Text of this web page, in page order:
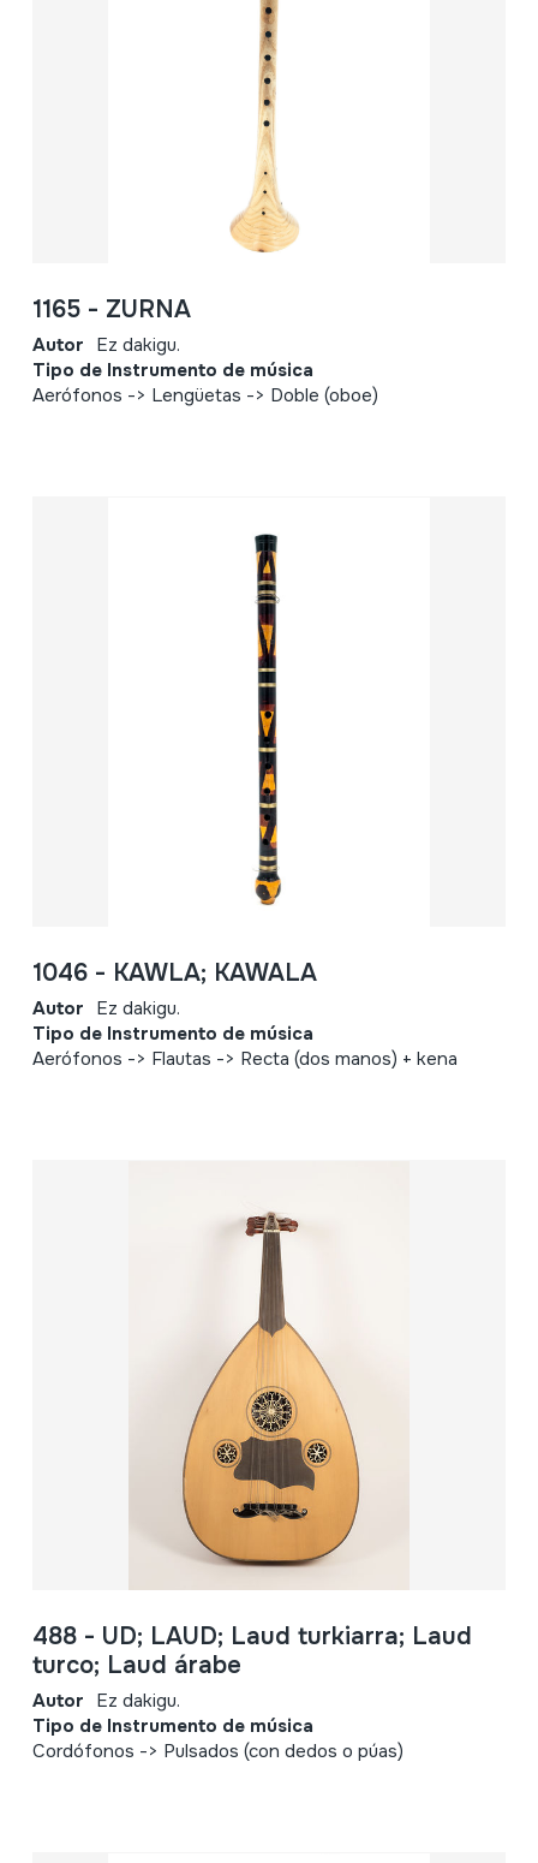
1165 - ZURNA
Autor Ez dakigu.
Tipo de Instrumento de música
Aerófonos -> Lengüetas -> Doble (oboe)
1046 - KAWLA; KAWALA
Autor Ez dakigu.
Tipo de Instrumento de música
Aerófonos -> Flautas -> Recta (dos manos) + kena
488 - UD; LAUD; Laud turkiarra; Laud
turco; Laud árabe
Autor Ez dakigu.
Tipo de Instrumento de música
Cordófonos -> Pulsados (con dedos o púas)